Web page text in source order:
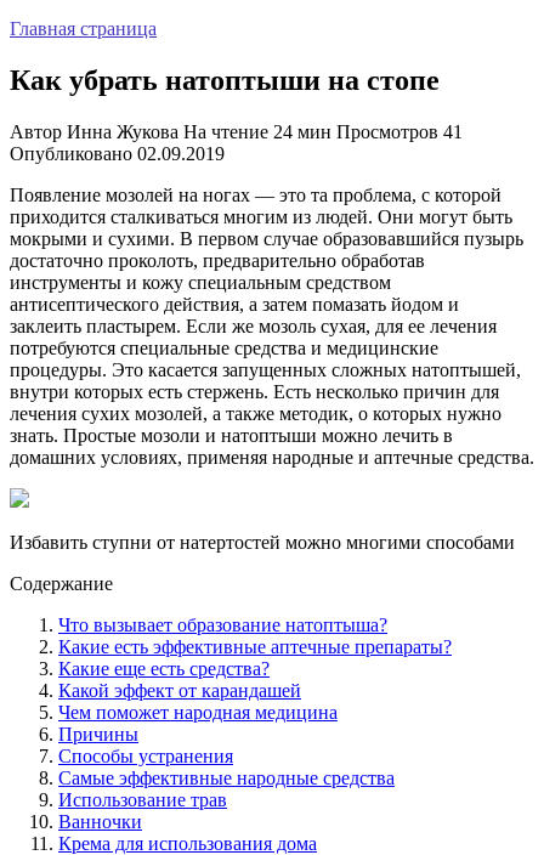
Главная страница
Как убрать натоптыши на стопе
Автор Инна Жукова На чтение 24 мин Просмотров 41
Опубликовано 02.09.2019
Появление мозолей на ногах — это та проблема, с которой
приходится сталкиваться многим из людей. Они могут быть
мокрыми и сухими. В первом случае образовавшийся пузырь
достаточно проколоть, предварительно обработав
инструменты и кожу специальным средством
антисептического действия, а затем помазать йодом и
заклеить пластырем. Если же мозоль сухая, для ее лечения
потребуются специальные средства и медицинские
процедуры. Это касается запущенных сложных натоптышей,
внутри которых есть стержень. Есть несколько причин для
лечения сухих мозолей, а также методик, о которых нужно
знать. Простые мозоли и натоптыши можно лечить в
домашних условиях, применяя народные и аптечные средства.
Избавить ступни от натертостей можно многими способами
Содержание
Что вызывает образование натоптыша?
Какие есть эффективные аптечные препараты?
Какие еще есть средства?
Какой эффект от карандашей
Чем поможет народная медицина
Причины
Способы устранения
Самые эффективные народные средства
Использование трав
Ванночки
Крема для использования дома